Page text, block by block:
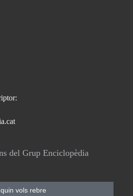
del Grup Enciclopèdia
vols rebre